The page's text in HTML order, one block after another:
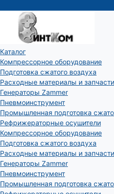
Каталог
Компрессорное оборудование
Подготовка сжатого воздуха
Расходные материалы и запчасти
Генераторы Zammer
Пневмоинструмент
Промышленная подготовка
Рефрижераторные осушители
Компрессорное оборудование
Подготовка сжатого воздуха
Расходные материалы и запчасти
Генераторы Zammer
Пневмоинструмент
Промышленная подготовка